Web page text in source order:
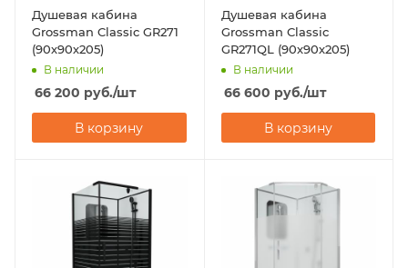
Душевая кабина
Grossman Classic GR271
(90х90х205)
В наличии
66 200 руб./шт
В корзину
Душевая кабина
Grossman Classic
GR271QL (90х90х205)
В наличии
66 600 руб./шт
В корзину